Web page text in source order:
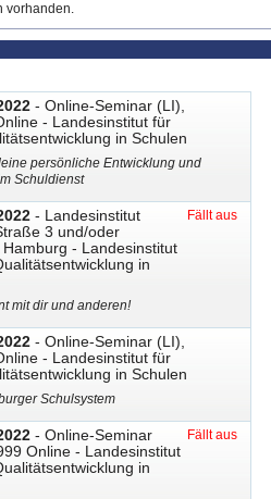
vorhanden.
- Online-Seminar (LI),
- Landesinstitut für
in Schulen
persönliche Entwicklung und
Schuldienst
- Landesinstitut
3 und/oder
- Landesinstitut
in
Fällt aus
mit dir und anderen!
- Online-Seminar (LI),
- Landesinstitut für
in Schulen
Schulsystem
- Online-Seminar
Online - Landesinstitut
in
Fällt aus